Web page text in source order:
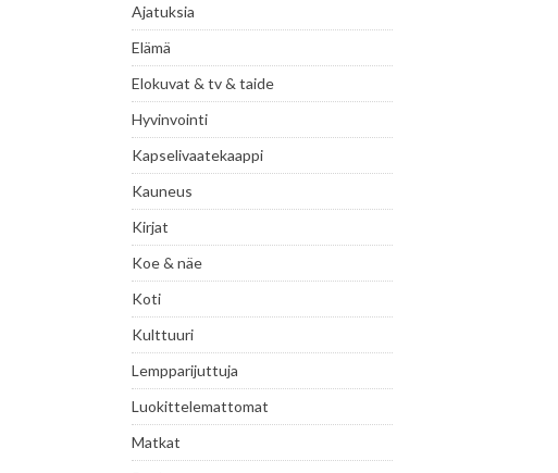
Ajatuksia
Elämä
Elokuvat & tv & taide
Hyvinvointi
Kapselivaatekaappi
Kauneus
Kirjat
Koe & näe
Koti
Kulttuuri
Lempparijuttuja
Luokittelemattomat
Matkat